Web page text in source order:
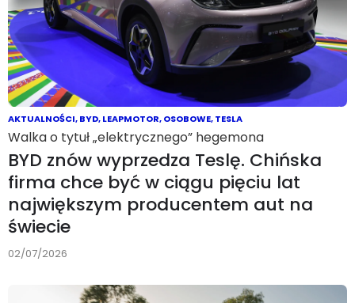
AKTUALNOŚCI,BYD,LEAPMOTOR,OSOBOWE,TESLA
Walka o tytuł „elektrycznego” hegemona
BYD znów wyprzedza Teslę. Chińska
firma chce być w ciągu pięciu lat
największym producentem aut na
świecie
02/07/2026